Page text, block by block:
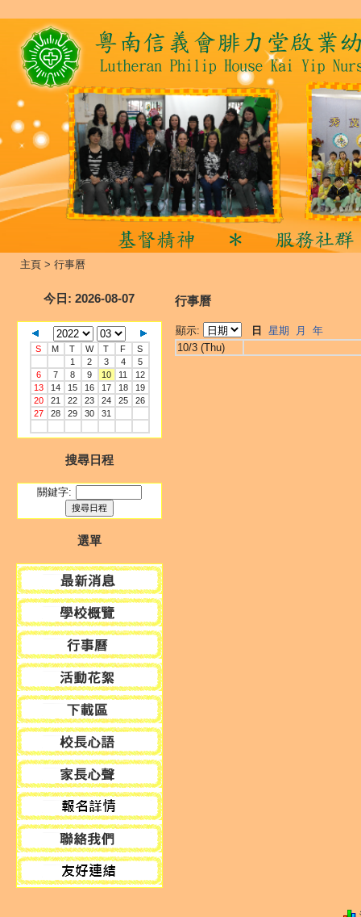
主頁 > 行事曆
今日 : 2026-08-07
S M T W T F
S
1
2 3 4
5
6
7 8 9 10 11
12
13
14 15 16 17 18
19
20
21 22 23 24 25
26
27
28 29 30 31
搜尋日程
關鍵字:
選單
行事曆
顯示: 日 星期 月
年
10/3 (Thu)